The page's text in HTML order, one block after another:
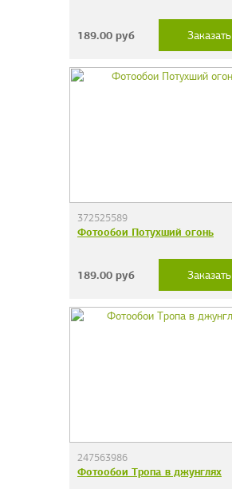
189.00руб Заказать
372525589
Фотообои Потухший огонь
189.00руб Заказать
247563986
Фотообои Тропа в джунглях